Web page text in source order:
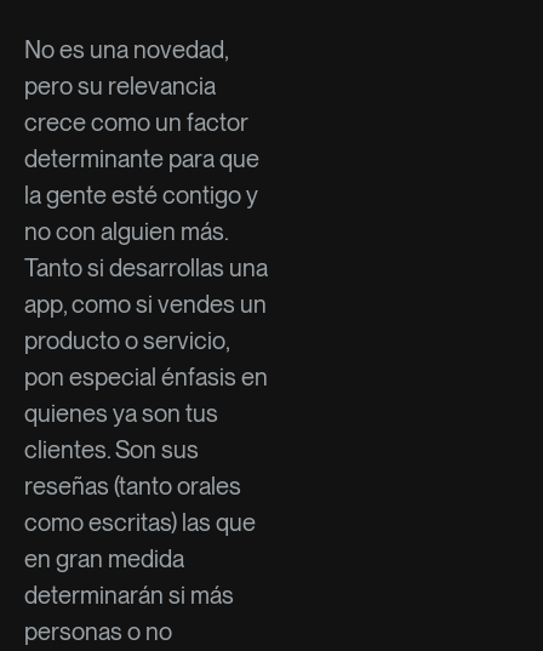
No es una novedad,
pero su relevancia
crece como un factor
determinante para que
la gente esté contigo y
no con alguien más.
Tanto si desarrollas una
app, como si vendes un
producto o servicio,
pon especial énfasis en
quienes ya son tus
clientes. Son sus
reseñas (tanto orales
como escritas) las que
en gran medida
determinarán si más
personas o no